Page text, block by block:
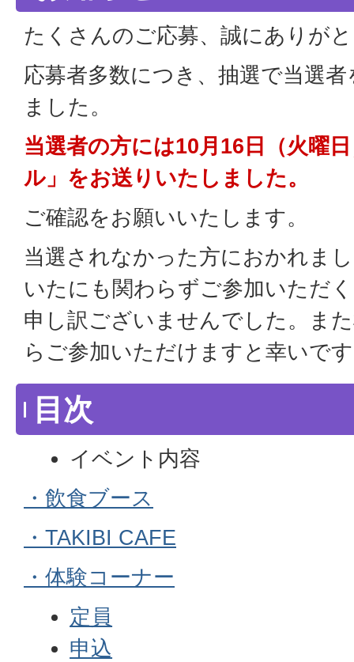
たくさんのご応募、誠にありが
応募者多数につき、抽選で当選
ました。
当選者の方には10月16日（火曜
ル」をお送りいたしました。
ご確認をお願いいたします。
当選されなかった方におかれま
いたにも関わらずご参加いただ
申し訳ございませんでした。ま
らご参加いただけますと幸いで
目次
イベント内容
・飲食ブース
・TAKIBI CAFE
・体験コーナー
定員
申込